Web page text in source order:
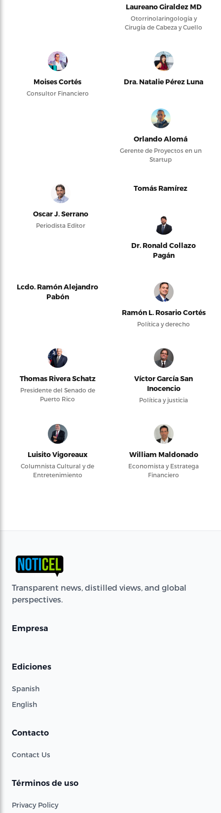
Laureano Giraldez MD
Otorrinolaringología y
Cirugía de Cabeza y Cuello
Moises Cortés
Consultor Financiero
Dra. Natalie Pérez Luna
Orlando Alomá
Gerente de Proyectos en un
Startup
Oscar J. Serrano
Periodista Editor
Tomás Ramírez
Dr. Ronald Collazo
Pagán
Lcdo. Ramón Alejandro
Pabón
Ramón L. Rosario Cortés
Política y derecho
Thomas Rivera Schatz
Presidente del Senado de
Puerto Rico
Víctor García San
Inocencio
Política y justicia
Luisito Vigoreaux
Columnista Cultural y de
Entretenimiento
William Maldonado
Economista y Estratega
Financiero
Transparent news, distilled views, and global
perspectives.
Empresa
Ediciones
Spanish
English
Contacto
Contact Us
Términos de uso
Privacy Policy